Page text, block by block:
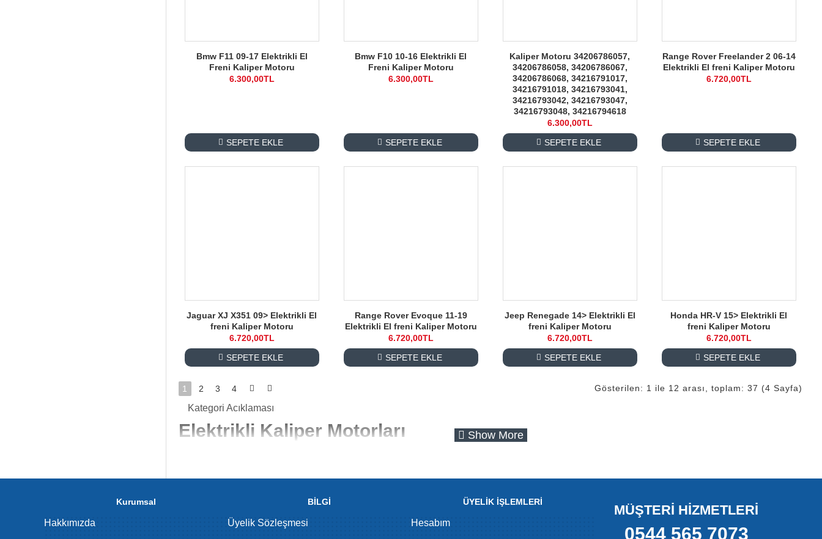
Bmw F11 09-17 Elektrikli El
Freni Kaliper Motoru
6.300,00TL
SEPETE EKLE
Bmw F10 10-16 Elektrikli El
Freni Kaliper Motoru
6.300,00TL
SEPETE EKLE
Kaliper Motoru 34206786057,
34206786058, 34206786067,
34206786068, 34216791017,
34216791018, 34216793041,
34216793042, 34216793047,
34216793048, 34216794618
6.300,00TL
SEPETE EKLE
Range Rover Freelander 2 06-14
Elektrikli El freni Kaliper Motoru
6.720,00TL
SEPETE EKLE
Jaguar XJ X351 09> Elektrikli El
freni Kaliper Motoru
6.720,00TL
SEPETE EKLE
Range Rover Evoque 11-19
Elektrikli El freni Kaliper Motoru
6.720,00TL
SEPETE EKLE
Jeep Renegade 14> Elektrikli El
freni Kaliper Motoru
6.720,00TL
SEPETE EKLE
Honda HR-V 15> Elektrikli El
freni Kaliper Motoru
6.720,00TL
SEPETE EKLE
1 2 3 4 Gösterilen: 1 ile 12 arası, toplam: 37 (4 Sayfa)
Kategori Acıklaması
Elektrikli Kaliper Motorları
gereklidir. Elektrikli kaliper motorları, fren diskleri ile kaliperlerin doğru şekilde hizalanmasını sağlar, böylece arabanın frenleme kapasitesini
maksimuma çıkarır.
Kurumsal
Hakkımızda
BİLGİ
Üyelik Sözleşmesi
ÜYELİK İŞLEMLERİ
Hesabım
MÜŞTERİ HİZMETLERİ
0544 565 7073